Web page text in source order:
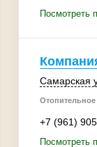
Посмотреть
Самарская
+7 (961)
Посмотреть